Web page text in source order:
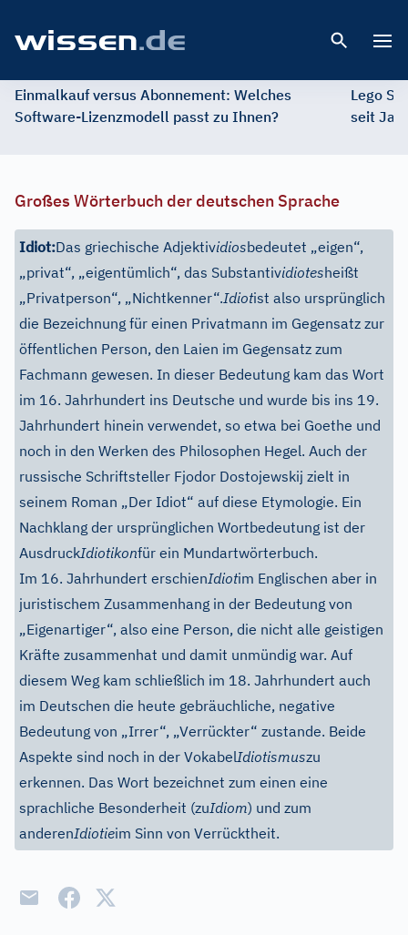
Einmalkauf versus Abonnement: Welches
Software-Lizenzmodell passt zu Ihnen?
Lego
seit
Großes Wörterbuch der deutschen Sprache
Idiot:Das griechische Adjektividiosbedeutet „eigen“,
„privat“, „eigentümlich“, das Substantividiotesheißt
„Privatperson“, „Nichtkenner“.Idiotist also ursprünglich
die Bezeichnung für einen Privatmann im Gegensatz zur
öffentlichen Person, den Laien im Gegensatz zum
Fachmann gewesen. In dieser Bedeutung kam das Wort
im 16. Jahrhundert ins Deutsche und wurde bis ins 19.
Jahrhundert hinein verwendet, so etwa bei Goethe und
noch in den Werken des Philosophen Hegel. Auch der
russische Schriftsteller Fjodor Dostojewskij zielt in
seinem Roman „Der Idiot“ auf diese Etymologie. Ein
Nachklang der ursprünglichen Wortbedeutung ist der
AusdruckIdiotikonfür ein Mundartwörterbuch.
Im 16. Jahrhundert erschienIdiotim Englischen aber in
juristischem Zusammenhang in der Bedeutung von
„Eigenartiger“, also eine Person, die nicht alle geistigen
Kräfte zusammenhat und damit unmündig war. Auf
diesem Weg kam schließlich im 18. Jahrhundert auch
im Deutschen die heute gebräuchliche, negative
Bedeutung von „Irrer“, „Verrückter“ zustande. Beide
Aspekte sind noch in der VokabelIdiotismuszu
erkennen. Das Wort bezeichnet zum einen eine
sprachliche Besonderheit (zuIdiom) und zum
anderenIdiotieim Sinn von Verrücktheit.